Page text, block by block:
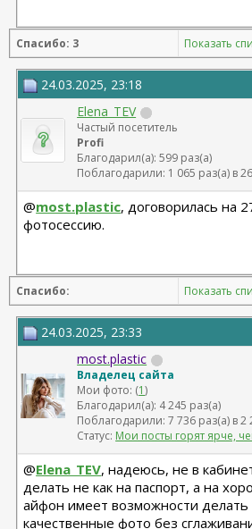
11.24 смас+эндо лба Барсегян
+ липофилинг кистей рук Джимиев
Замена Мотива Эрго 475сс деми
Левон,
коррекция складки 04.24 +
Липофилинг лица + нити 10.2022
Олеся - оказалась сожжена
там где нельзя
Рино 2020 - Константинов Бадри,
Миниабдо + грыжа 2019 -
Спасибо: 3 Показать
24.03.2025, 23:18
Elena_TEV
Частый посетитель
Profi
Благодарил(а): 599 раз(а)
Поблагодарили: 1 065 раз(а) в
@most.plastic, договорилась на
фотосессию.
Спасибо: Показать
24.03.2025, 23:33
most.plastic
Владелец сайта
Мои фото: (1)
Благодарил(а): 4 245 раз(а)
Поблагодарили: 7 736 раз(а) в
Статус: Мои посты горят ярче,
@Elena_TEV, надеюсь, не в
делать не как на паспорт, а на
айфон имеет возможности делать
качественные фото без